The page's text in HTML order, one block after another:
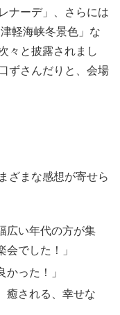
ナーデ」、さらには
軽海峡冬景色」な
々と披露されまし
ずさんだりと、会場
ざまな感想が寄せら
広い年代の方が集
会でした！」
かった！」
癒される、幸せな